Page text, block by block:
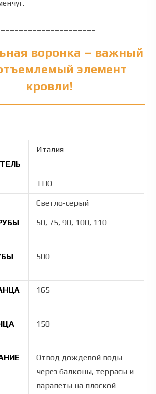
воронка – важный
элемент
кровли!
Италия
ТПО
Светло-серый
50, 75, 90, 100, 110
500
165
150
Отвод дождевой воды
через балконы, террасы и
парапеты на плоской